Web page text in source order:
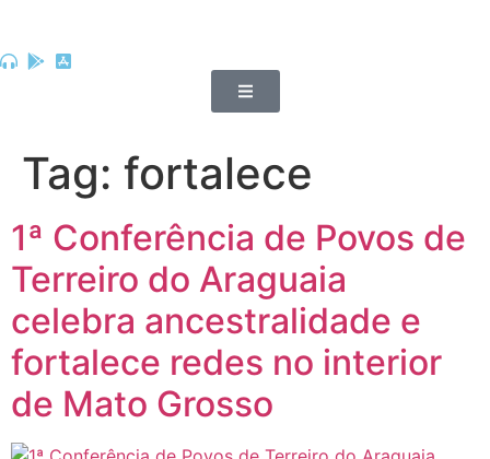
Tag: fortalece
1ª Conferência de Povos de
Terreiro do Araguaia
celebra ancestralidade e
fortalece redes no interior
de Mato Grosso